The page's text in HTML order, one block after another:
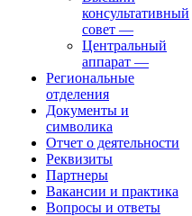
консультативный
совет —
Центральный
аппарат —
Региональные
отделения
Документы и
символика
Отчет о деятельности
Реквизиты
Партнеры
Вакансии и практика
Вопросы и ответы